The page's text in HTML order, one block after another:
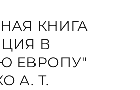
КНИГА
В
ЕВРОПУ"
А. Т.